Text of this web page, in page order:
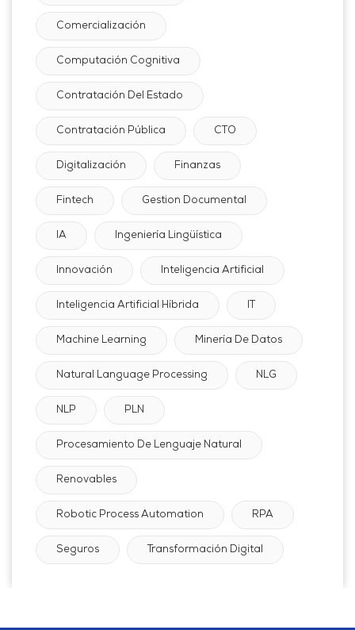
Comercialización
Computación Cognitiva
Contratación Del Estado
Contratación Pública CTO
Digitalización Finanzas
Fintech Gestion Documental
IA Ingeniería Lingüística
Innovación Inteligencia Artificial
Inteligencia Artificial Híbrida
Machine Learning Minería De Datos
Natural Language Processing NLG
NLP PLN
Procesamiento De Lenguaje Natural
Renovables
Robotic Process Automation RPA
Seguros Transformación Digital